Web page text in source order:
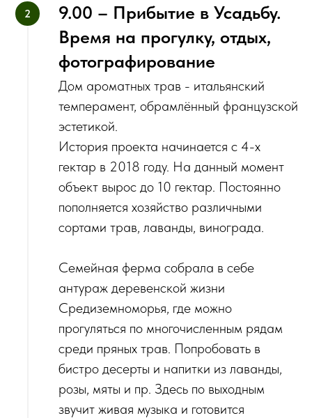
9.00 – Прибытие в Усадьбу.
Время на прогулку, отдых,
фотографирование
Дом ароматных трав - итальянский
темперамент, обрамлённый французской
эстетикой.
История проекта начинается с 4-х
гектар в 2018 году. На данный момент
объект вырос до 10 гектар. Постоянно
пополняется хозяйство различными
сортами трав, лаванды, винограда.
Семейная ферма собрала в себе
антураж деревенской жизни
Средиземноморья, где можно
прогуляться по многочисленным рядам
среди пряных трав. Попробовать в
бистро десерты и напитки из лаванды,
розы, мяты и пр. Здесь по выходным
звучит живая музыка и готовится